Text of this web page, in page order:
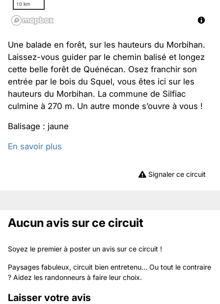
10 km
Une balade en forêt, sur les hauteurs du Morbihan.
Laissez-vous guider par le chemin balisé et longez
cette belle forêt de Quénécan. Osez franchir son
entrée par le bois du Squel, vous êtes ici sur les
hauteurs du Morbihan. La commune de Silfiac
culmine à 270 m. Un autre monde s’ouvre à vous !
Balisage : jaune
En savoir plus
Signaler ce circuit
Aucun avis sur ce circuit
Soyez le premier à poster un avis sur ce circuit !
Paysages fabuleux, circuit bien entretenu... Ou tout le contraire
? Aidez les randonneurs à faire leur choix.
Laisser votre avis